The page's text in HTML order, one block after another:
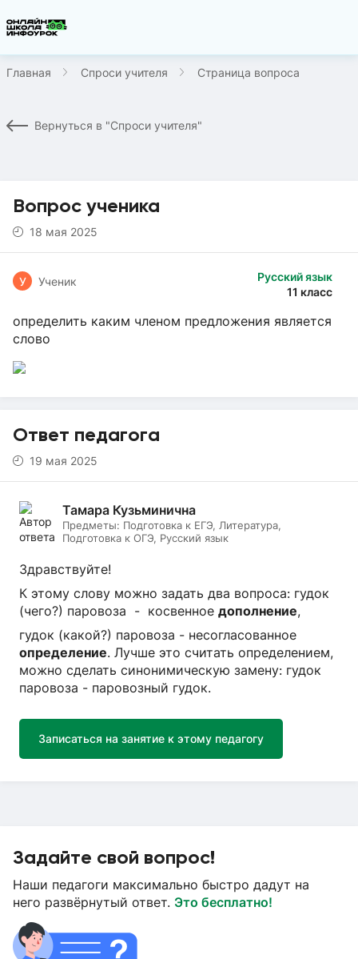
Главная Спроси учителя Страница вопроса
Вернуться в "Спроси учителя"
Вопрос ученика
18 мая 2025
Русский язык
11 класс
У Ученик
определить каким членом предложения является
слово
Ответ педагога
19 мая 2025
Тамара Кузьминична
Предметы: Подготовка к ЕГЭ, Литература,
Подготовка к ОГЭ, Русский язык
Здравствуйте!
К этому слову можно задать два вопроса: гудок
(чего?) паровоза - косвенное дополнение,
гудок (какой?) паровоза - несогласованное
определение. Лучше это считать определением,
можно сделать синонимическую замену: гудок
паровоза - паровозный гудок.
Записаться на занятие к этому педагогу
Задайте свой вопрос!
Наши педагоги максимально быстро дадут на
него развёрнутый ответ. Это бесплатно!